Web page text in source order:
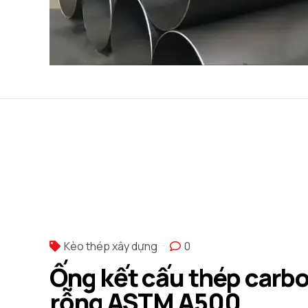
Kèo thép xây dựng 0
Ống kết cấu thép